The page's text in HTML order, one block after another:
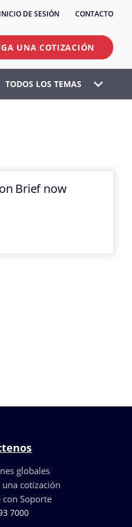
INICIO DE SESIÓN CONTACTO
UNA COTIZACIÓN
TODOS LOS TEMAS
Brief now
globales
una cotización
con Soporte
7000